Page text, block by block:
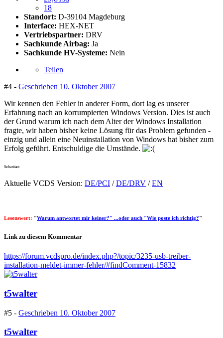
18
Standort: D-39104 Magdeburg
Interface: HEX-NET
Vertriebspartner: DRV
Sachkunde Airbag: Ja
Sachkunde HV-Systeme: Nein
Teilen
#4 - Geschrieben 10. Oktober 2007
Wir kennen den Fehler in anderer Form, dort lag es unserer
Erfahrung nach an korrumpierten Windows Version. Dies ist auch
der Grund warum ich nach dem Alter der Windows Installation
fragte, wir haben bisher keine Lösung für das Problem gefunden -
einzig und allein eine Neuinstallation von Windows hat bisher zum
Erfolg geführt. Entschuldige die Umstände.
Sebastian
Aktuelle VCDS Version: DE/PCI /DE/DRV /EN
Lesenswert: "Warum antwortet mir keiner?" ...oder auch "Wie poste ich richtig?"
Link zu diesem Kommentar
https://forum.vcdspro.de/index.php?/topic/3235-usb-treiber-
installation-meldet-immer-fehler/#findComment-15832
t5walter
#5 - Geschrieben 10. Oktober 2007
t5walter